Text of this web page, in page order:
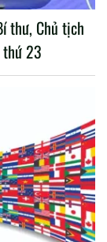
thư, Chủ tịch
23